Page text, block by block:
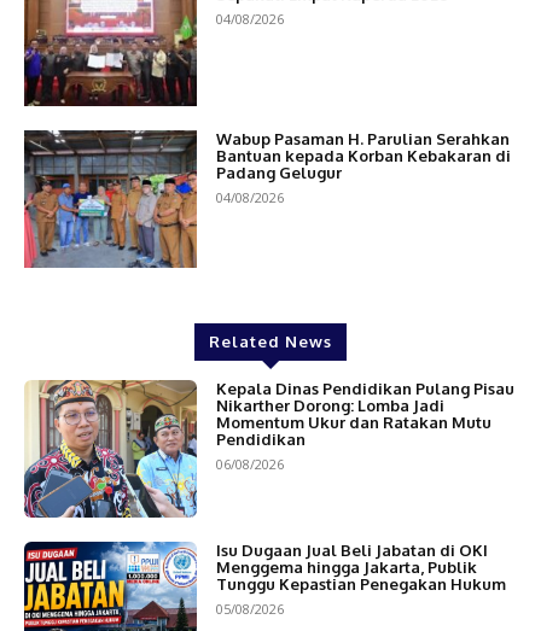
04/08/2026
Wabup Pasaman H. Parulian Serahkan
Bantuan kepada Korban Kebakaran di
Padang Gelugur
04/08/2026
Related News
Kepala Dinas Pendidikan Pulang Pisau
Nikarther Dorong: Lomba Jadi
Momentum Ukur dan Ratakan Mutu
Pendidikan
06/08/2026
Isu Dugaan Jual Beli Jabatan di OKI
Menggema hingga Jakarta, Publik
Tunggu Kepastian Penegakan Hukum
05/08/2026